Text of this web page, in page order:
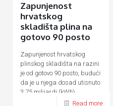
Zapunjenost
hrvatskog
skladišta plina na
gotovo 90 posto
Zapunjenost hrvatskog
plinskog skladišta na razini
je od gotovo 90 posto, budući
da je u njega dosad utisnuto
3,75 milijardi (kWh)
kilowatsati plina
Read more